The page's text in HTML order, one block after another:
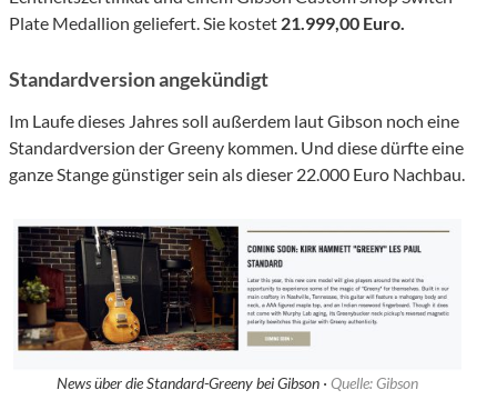
Plate Medallion geliefert. Sie kostet 21.999,00 Euro.
Standardversion angekündigt
Im Laufe dieses Jahres soll außerdem laut Gibson noch eine
Standardversion der Greeny kommen. Und diese dürfte eine
ganze Stange günstiger sein als dieser 22.000 Euro Nachbau.
News über die Standard-Greeny bei Gibson · Quelle: Gibson